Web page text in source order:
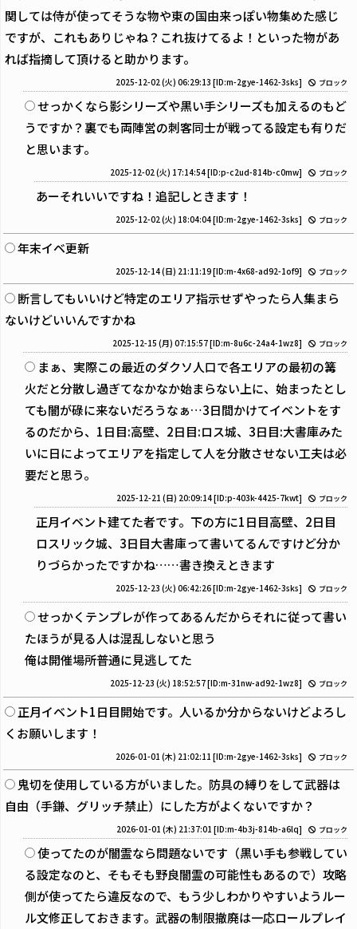
関しては侍が使ってそうな物や東の国由来っぽい物集めた感じ
ですが、これもありじゃね？これ抜けてるよ！といった物があ
れば指摘して頂けると助かります。
2025-12-02 (火) 06:29:13 [ID:m-2gye-1462-3sks] ブロック
せっかくなら影シリーズや黒い手シリーズも加えるのもど
うですか？裏でも両陣営の刺客同士が戦ってる設定も有りだ
と思います。
2025-12-02 (火) 17:14:54[ID:p-c2ud-814b-c0mw] ブロック
あーそれいいですね！追記しときます！
2025-12-02 (火) 18:04:04[ID:m-2gye-1462-3sks] ブロック
年末イベ更新
2025-12-14 (日) 21:11:19[ID:m-4x68-ad92-1of9] ブロック
断言してもいいけど特定のエリア指示せずやったら人集まら
ないけどいいんですかね
2025-12-15 (月) 07:15:57[ID:m-8u6c-24a4-1wz8] ブロック
まぁ、実際この最近のダクソ人口で各エリアの最初の篝
火だと分散し過ぎてなかなか始まらない上に、始まったとし
ても闇が碌に来ないだろうなぁ…3日間かけてイベントをす
るのだから、1日目:高壁、2日目:ロス城、3日目:大書庫みた
いに日によってエリアを指定して人を分散させない工夫は必
要だと思う。
2025-12-21 (日) 20:09:14[ID:p-403k-4425-7kwt] ブロック
正月イベント建てた者です。下の方に1日目高壁、2日目
ロスリック城、3日目大書庫って書いてるんですけど分か
りづらかったですかね……書き換えときます
2025-12-23 (火) 06:42:26[ID:m-2gye-1462-3sks] ブロック
せっかくテンプレが作ってあるんだからそれに従って書い
たほうが見る人は混乱しないと思う
俺は開催場所普通に見逃してた
2025-12-23 (火) 18:52:57[ID:m-31nw-ad92-1wz8] ブロック
正月イベント1日目開始です。人いるか分からないけどよろし
くお願いします！
2026-01-01 (木) 21:02:11 [ID:m-2gye-1462-3sks] ブロック
鬼切を使用している方がいました。防具の縛りをして武器は
自由（手鎌、グリッチ禁止）にした方がよくないですか？
2026-01-01 (木) 21:37:01 [ID:m-4b3j-814b-a6lq] ブロック
使ってたのが闇霊なら問題ないです（黒い手も参戦してい
る設定なのと、そもそも野良闇霊の可能性もあるので）攻略
側が使ってたら違反なので、もう少しわかりやすいようルー
ル文修正しておきます。武器の制限撤廃は一応ロールプレイ